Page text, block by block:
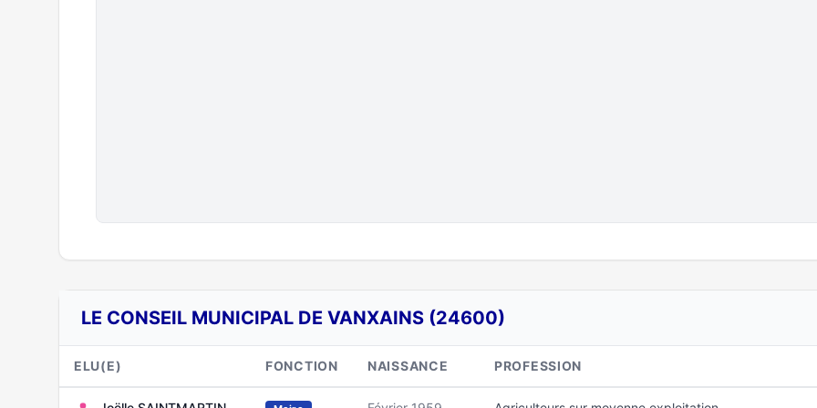
LE CONSEIL MUNICIPAL DE VANXAINS (24600)
ELU(E) FONCTION NAISSANCE PROFESSION